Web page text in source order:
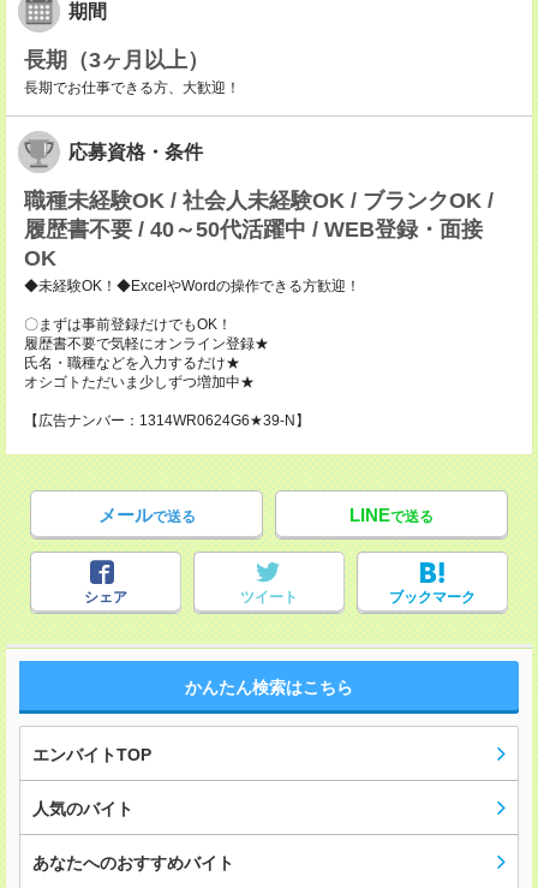
期間
長期（3ヶ月以上）
長期でお仕事できる方、大歓迎！
応募資格・条件
職種未経験OK / 社会人未経験OK / ブランクOK /
履歴書不要 / 40～50代活躍中 / WEB登録・面接
OK
◆未経験OK！◆ExcelやWordの操作できる方歓迎！
〇まずは事前登録だけでもOK！
履歴書不要で気軽にオンライン登録★
氏名・職種などを入力するだけ★
オシゴトただいま少しずつ増加中★
【広告ナンバー：1314WR0624G6★39-N】
メールで送る LINEで送る
シェア ツイート ブックマーク
かんたん検索はこちら
エンバイトTOP
人気のバイト
あなたへのおすすめバイト